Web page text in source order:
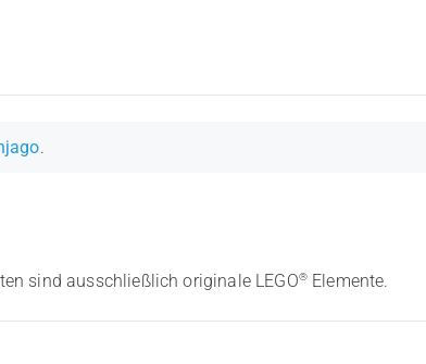
.
sind ausschließlich originale LEGO®Elemente.